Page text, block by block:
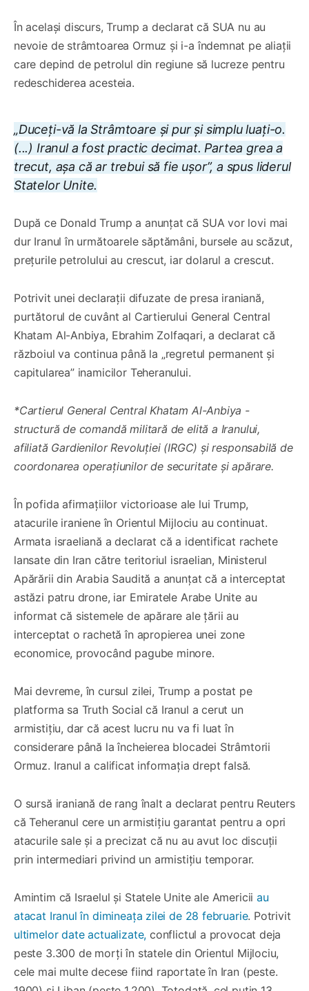
În același discurs, Trump a declarat că SUA nu au
nevoie de strâmtoarea Ormuz și i-a îndemnat pe aliații
care depind de petrolul din regiune să lucreze pentru
redeschiderea acesteia.
„Duceți-vă la Strâmtoare și pur și simplu luați-o.
(...) Iranul a fost practic decimat. Partea grea a
trecut, așa că ar trebui să fie ușor”, a spus liderul
Statelor Unite.
După ce Donald Trump a anunțat că SUA vor lovi mai
dur Iranul în următoarele săptămâni, bursele au scăzut,
prețurile petrolului au crescut, iar dolarul a crescut.
Potrivit unei declarații difuzate de presa iraniană,
purtătorul de cuvânt al Cartierului General Central
Khatam Al-Anbiya, Ebrahim Zolfaqari, a declarat că
războiul va continua până la „regretul permanent și
capitularea” inamicilor Teheranului.
*Cartierul General Central Khatam Al-Anbiya -
structură de comandă militară de elită a Iranului,
afiliată Gardienilor Revoluției (IRGC) și responsabilă de
coordonarea operațiunilor de securitate și apărare.
În pofida afirmațiilor victorioase ale lui Trump,
atacurile iraniene în Orientul Mijlociu au continuat.
Armata israeliană a declarat că a identificat rachete
lansate din Iran către teritoriul israelian, Ministerul
Apărării din Arabia Saudită a anunțat că a interceptat
astăzi patru drone, iar Emiratele Arabe Unite au
informat că sistemele de apărare ale țării au
interceptat o rachetă în apropierea unei zone
economice, provocând pagube minore.
Mai devreme, în cursul zilei, Trump a postat pe
platforma sa Truth Social că Iranul a cerut un
armistițiu, dar că acest lucru nu va fi luat în
considerare până la încheierea blocadei Strâmtorii
Ormuz. Iranul a calificat informația drept falsă.
O sursă iraniană de rang înalt a declarat pentru Reuters
că Teheranul cere un armistițiu garantat pentru a opri
atacurile sale și a precizat că nu au avut loc discuții
prin intermediari privind un armistițiu temporar.
Amintim că Israelul și Statele Unite ale Americiiau
atacat Iranul în dimineața zilei de 28 februarie. Potrivit
ultimelor date actualizate, conflictul a provocat deja
peste 3.300 de morți în statele din Orientul Mijlociu,
cele mai multe decese fiind raportate în Iran (peste.